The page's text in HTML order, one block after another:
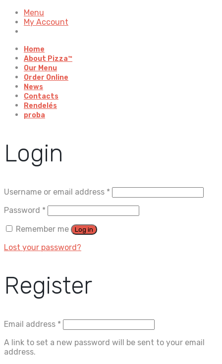
Menu
My Account
Home
About Pizza™
Our Menu
Order Online
News
Contacts
Rendelés
proba
Login
Username or email address *
Password *
Remember me
Log in
Lost your password?
Register
Email address *
A link to set a new password will be sent to your email
address.